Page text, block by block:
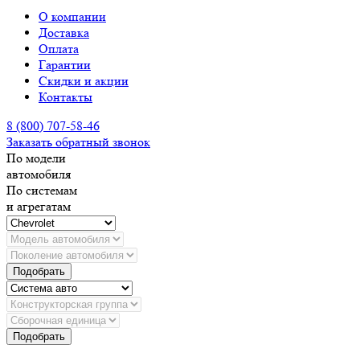
О компании
Доставка
Оплата
Гарантии
Скидки и акции
Контакты
8 (800) 707-58-46
Заказать обратный звонок
По модели
автомобиля
По системам
и агрегатам
Подобрать
Подобрать